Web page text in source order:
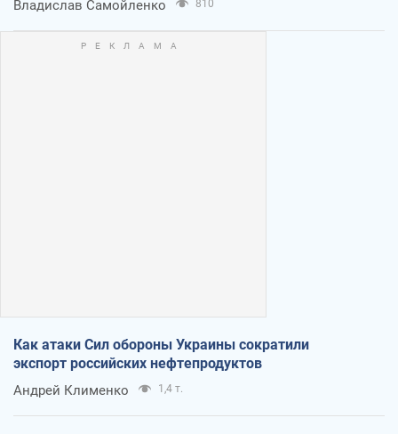
Владислав Самойленко 810
Как атаки Сил обороны Украины сократили
экспорт российских нефтепродуктов
Андрей Клименко 1,4 т.